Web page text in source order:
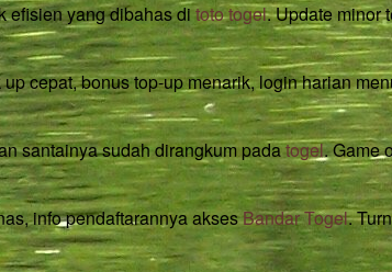
efisien yang dibahas ditoto togel. Update minor
cepat, bonus top-up menarik, login harian
santainya sudah dirangkum padatogel. Game
info pendaftarannya aksesBandar Togel.